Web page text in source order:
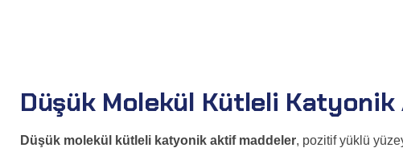
Düşük Molekül Kütleli
Düşük molekül kütleli katyonik aktif maddeler, pozitif yüklü